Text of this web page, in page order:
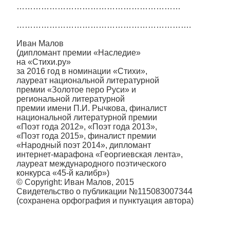
……………………………………………………
……………………………………………………….
Иван Малов
(дипломант премии «Наследие»
на «Стихи.ру»
за 2016 год в номинации «Стихи»,
лауреат национальной литературной
премии «Золотое перо Руси» и
региональной литературной
премии имени П.И. Рычкова, финалист
национальной литературной премии
«Поэт года 2012», «Поэт года 2013»,
«Поэт года 2015», финалист премии
«Народный поэт 2014», дипломант
интернет-марафона «Георгиевская лента»,
лауреат международного поэтического
конкурса «45-й калибр»)
© Copyright: Иван Малов, 2015
Свидетельство о публикации №115083007344
(сохранена орфография и пунктуация автора)